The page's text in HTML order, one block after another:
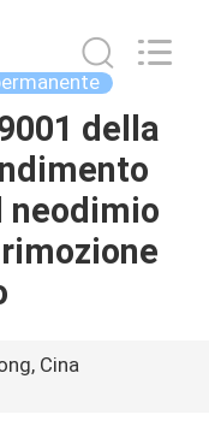
della
neodimio
Cina